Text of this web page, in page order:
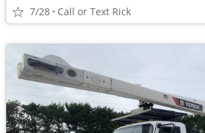
7/28 Call or Text Rick